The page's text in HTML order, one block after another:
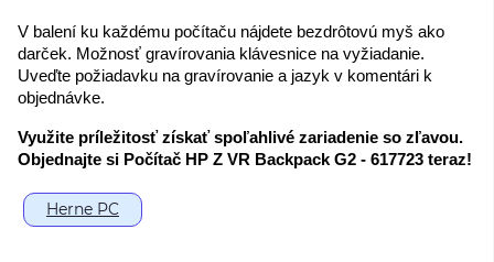
V balení ku každému počítaču nájdete bezdrôtovú myš ako
darček. Možnosť gravírovania klávesnice na vyžiadanie.
Uveďte požiadavku na gravírovanie a jazyk v komentári k
objednávke.
Využite príležitosť získať spoľahlivé zariadenie so zľavou.
Objednajte si Počítač HP Z VR Backpack G2 - 617723 teraz!
Herne PC